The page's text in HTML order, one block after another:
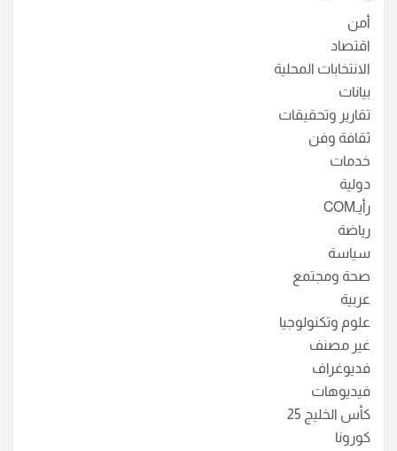
أمن
اقتصاد
الانتخابات المحلية
بيانات
تقارير وتحقيقات
ثقافة وفن
خدمات
دولية
رأيـCOM
رياضة
سياسة
صحة ومجتمع
عربية
علوم وتكنولوجيا
غير مصنف
فديوغراف
فيديوهات
كأس الخليج 25
كورونا